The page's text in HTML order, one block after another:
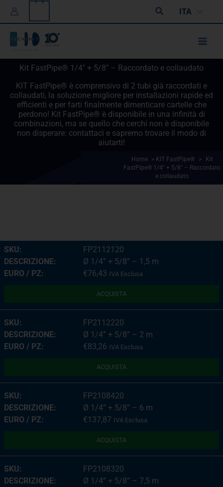
contenuto
Cerca ITA
Kit FastPipe® 1/4" + 5/8" – Raccordato e collaudato
KIT FastPipe® è comprensivo di 2 tubi già raccordati e
collaudati, la soluzione migliore per installazioni rapide ed
efficienti e per farti finalmente dimenticare cartelle che
perdono! Kit FastPipe® è disponibile in una infinità di
combinazioni, ma se quello che cerchi non è disponibile
non disperare: contattaci e sapremo trovare il modo di
aiutarti!
Home > KIT FastPipe® >
Kit
FastPipe® 1/4" + 5/8" – Raccordato
e collaudato
FP2112120
Ø 1/4” + 5/8” – 1,5 m
€76,43 IVA Esclusa
ACQUISTA
FP2112220
Ø 1/4” + 5/8” – 2 m
€83,26 IVA Esclusa
ACQUISTA
FP2108420
Ø 1/4” + 5/8” – 6 m
€137,87 IVA Esclusa
ACQUISTA
FP2108320
Ø 1/4” + 5/8” – 7,5 m